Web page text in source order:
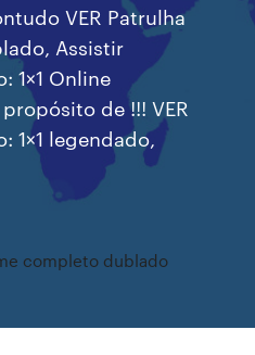
VER Patrulha
Assistir
1×1 Online
de !!! VER
1×1 legendado,
completo dublado